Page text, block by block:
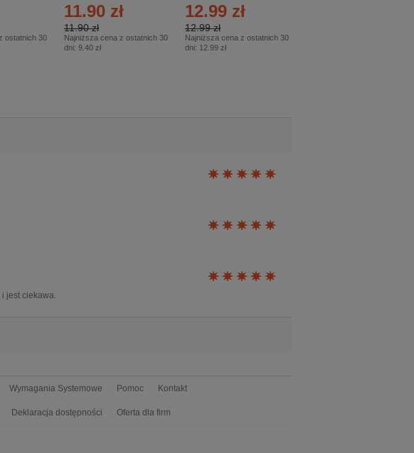
ostatnich 30
11.90 zł
11.90 zł
Najniższa cena z ostatnich 30
dni: 9.40 zł
12.99 zł
12.99 zł
Najniższa cena z ostatnich 30
dni: 12.99 zł
jest ciekawa.
Wymagania Systemowe Pomoc Kontakt
Deklaracja dostępności Oferta dla firm